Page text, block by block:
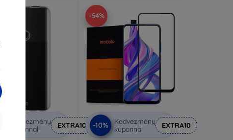
Kedvezmény
kuponnal
EXTRA10
-54%
-10%
Kedvezmény
kuponnal
EXTRA10